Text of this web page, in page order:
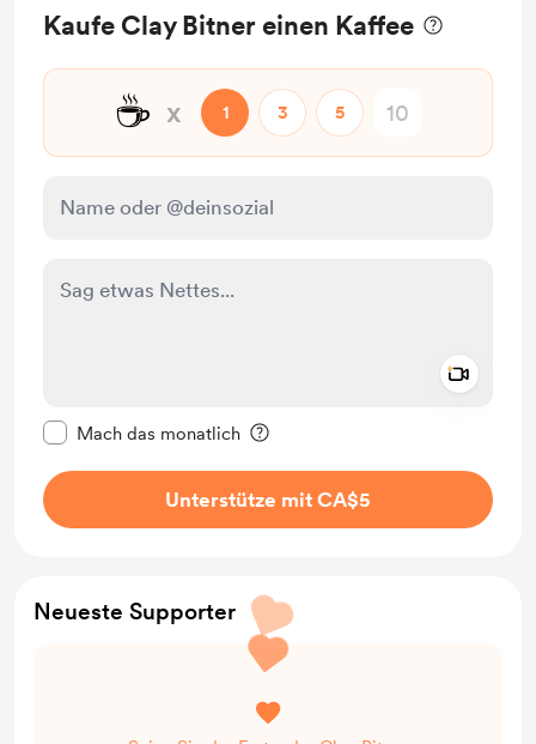
Kaufe Clay Bitner einen Kaffee
☕ x 1 3 5
Mach das monatlich
Unterstütze mit CA$5
Neueste Supporter